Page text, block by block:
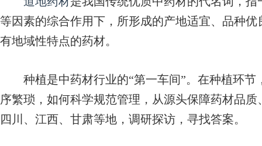
等因素的综合作用下，所形成的产地适宜、品种
有地域性特点的药材。
种植是中药材行业的“第一车间”。在种植环节
序繁琐，如何科学规范管理，从源头保障药材品
四川、江西、甘肃等地，调研探访，寻找答案。